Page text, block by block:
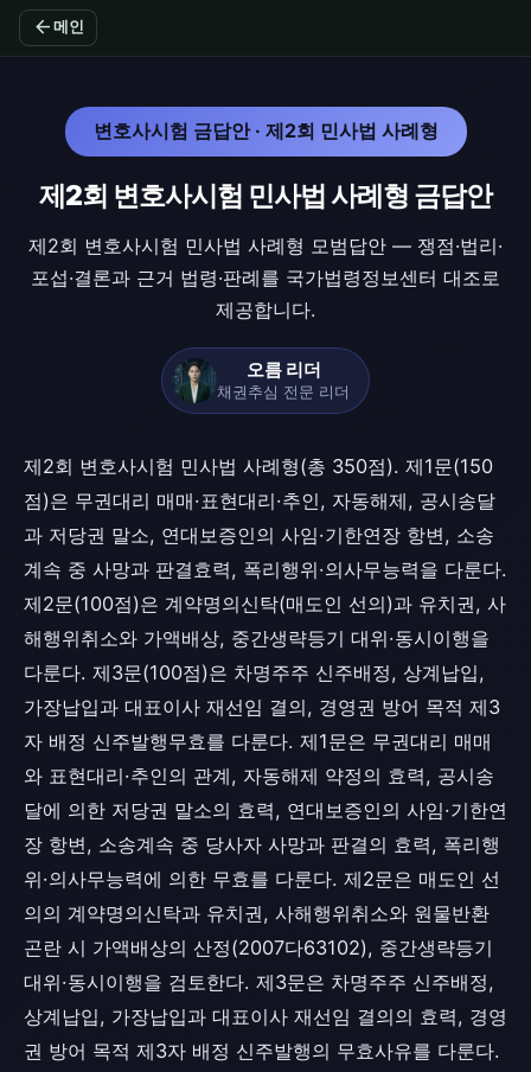
arrow_back 메인
변호사시험 금답안 · 제2회 민사법 사례형
제2회 변호사시험 민사법 사례형 금답안
제2회 변호사시험 민사법 사례형 모범답안 — 쟁점·법리·
포섭·결론과 근거 법령·판례를 국가법령정보센터 대조로
제공합니다.
오름 리더
채권추심 전문 리더
제2회 변호사시험 민사법 사례형(총 350점). 제1문(150
점)은 무권대리 매매·표현대리·추인, 자동해제, 공시송달
과 저당권 말소, 연대보증인의 사임·기한연장 항변, 소송
계속 중 사망과 판결효력, 폭리행위·의사무능력을 다룬다.
제2문(100점)은 계약명의신탁(매도인 선의)과 유치권, 사
해행위취소와 가액배상, 중간생략등기 대위·동시이행을
다룬다. 제3문(100점)은 차명주주 신주배정, 상계납입,
가장납입과 대표이사 재선임 결의, 경영권 방어 목적 제3
자 배정 신주발행무효를 다룬다. 제1문은 무권대리 매매
와 표현대리·추인의 관계, 자동해제 약정의 효력, 공시송
달에 의한 저당권 말소의 효력, 연대보증인의 사임·기한연
장 항변, 소송계속 중 당사자 사망과 판결의 효력, 폭리행
위·의사무능력에 의한 무효를 다룬다. 제2문은 매도인 선
의의 계약명의신탁과 유치권, 사해행위취소와 원물반환
곤란 시 가액배상의 산정(2007다63102), 중간생략등기
대위·동시이행을 검토한다. 제3문은 차명주주 신주배정,
상계납입, 가장납입과 대표이사 재선임 결의의 효력, 경영
권 방어 목적 제3자 배정 신주발행의 무효사유를 다룬다.